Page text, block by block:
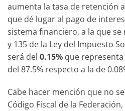
aumenta la tasa de retención
que dé lugar al pago de
sistema financiero, a la que
y 135 de la Ley del Impuesto
será del 0.15% que
del 87.5% respecto a la de
Cabe hacer mención que no
Código Fiscal de la